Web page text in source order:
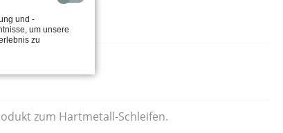
zum Hartmetall-Schleifen.
und -
um unsere
zu